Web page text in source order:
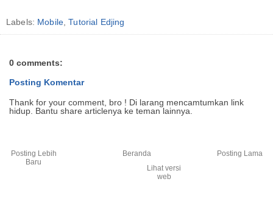
Labels: Mobile,Tutorial Edjing
0 comments:
Posting Komentar
Thank for your comment, bro ! Di larang mencamtumkan link
hidup. Bantu share articlenya ke teman lainnya.
Posting Lebih
Baru
Posting Lama
Beranda
Lihat versi
web